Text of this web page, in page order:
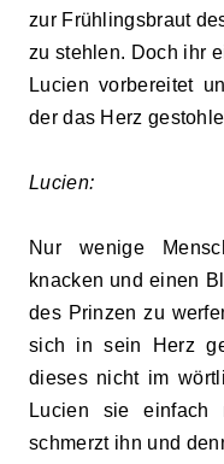
zur Frühlingsbraut
zu stehlen. Doch ihr
Lucien vorbereitet
der das Herz
Lucien:
Nur wenige
knacken und einen
des Prinzen zu
sich in sein Herz
dieses nicht im
Lucien sie einfach
schmerzt ihn und